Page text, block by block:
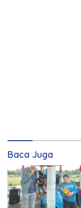
Baca Juga